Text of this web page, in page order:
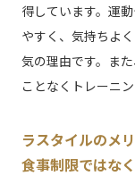
得しています。運
やすく、気持ちよ
気の理由です。ま
ことなくトレーニ
ラスタイルのメ
食事制限ではな